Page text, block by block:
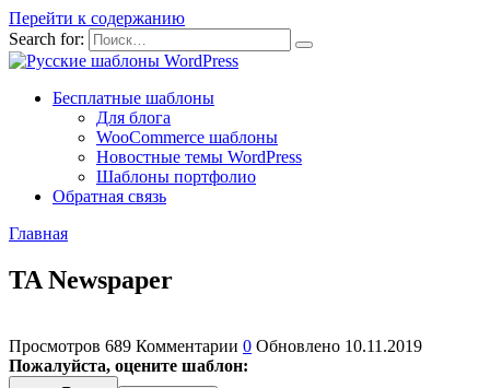
Перейти к содержанию
Search for:
Бесплатные шаблоны
Для блога
WooCommerce шаблоны
Новостные темы WordPress
Шаблоны портфолио
Обратная связь
Главная
TA Newspaper
Просмотров 689 Комментарии 0 Обновлено 10.11.2019
Пожалуйста, оцените шаблон: